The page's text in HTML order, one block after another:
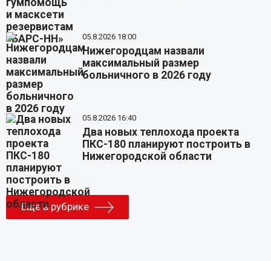
05.8.2026 18:00
Нижегородцам назвали
максимальный размер
больничного в 2026 году
05.8.2026 16:40
Два новых теплохода проекта
ПКС-180 планируют построить в
Нижегородской области
Еще в рубрике